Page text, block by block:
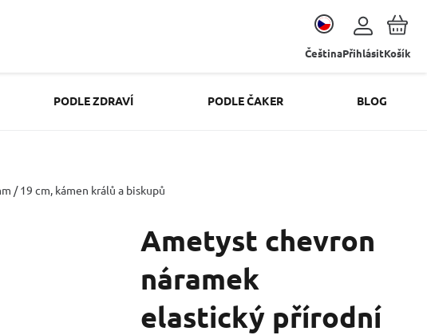
ČeštinaPřihlásitKošík
PODLE ZDRAVÍ PODLE ČAKER BLOG
/ 19 cm, kámen králů a biskupů
Ametyst chevron
náramek
elastický přírodní